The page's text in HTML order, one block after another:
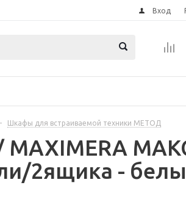
Вход
- Шкафы для встраиваемой техники МЕТОД
MAXIMERA
2ящика -